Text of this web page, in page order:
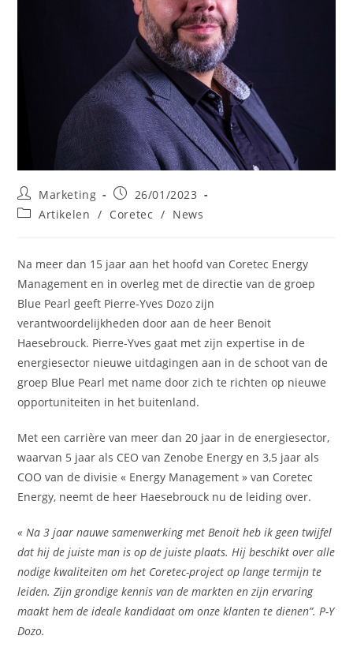
Post
author:
Marketing
Post
published:
26/01/2023
PostArtikelen / Coretec / News
Na meer dan 15 jaar aan het hoofd van Coretec Energy
Management en in overleg met de directie van de groep
Blue Pearl geeft Pierre-Yves Dozo zijn
verantwoordelijkheden door aan de heer Benoit
Haesebrouck. Pierre-Yves gaat met zijn expertise in de
energiesector nieuwe uitdagingen aan in de schoot van de
groep Blue Pearl met name door zich te richten op nieuwe
opportuniteiten in het buitenland.
Met een carrière van meer dan 20 jaar in de energiesector,
waarvan 5 jaar als CEO van Zenobe Energy en 3,5 jaar als
COO van de divisie « Energy Management » van Coretec
Energy, neemt de heer Haesebrouck nu de leiding over.
« Na 3 jaar nauwe samenwerking met Benoit heb ik geen twijfel
dat hij de juiste man is op de juiste plaats. Hij beschikt over alle
nodige kwaliteiten om het Coretec-project op lange termijn te
leiden. Zijn grondige kennis van de markten en zijn ervaring
maakt hem de ideale kandidaat om onze klanten te dienen”. P-Y
Dozo.